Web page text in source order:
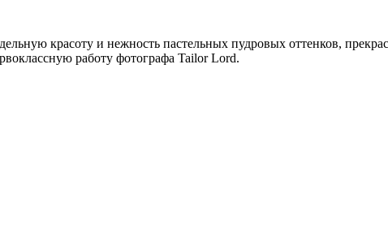
красоту и нежность пастельных пудровых оттенков,
работу фотографа Tailor Lord.